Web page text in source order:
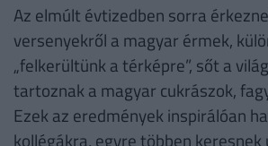
Az elmúlt évtizedben sorra
versenyekről a magyar érmek,
„felkerültünk a térképre”, sőt a
tartoznak a magyar cukrászok,
Ezek az eredmények inspirálóan
kollégákra, egyre többen keresnek